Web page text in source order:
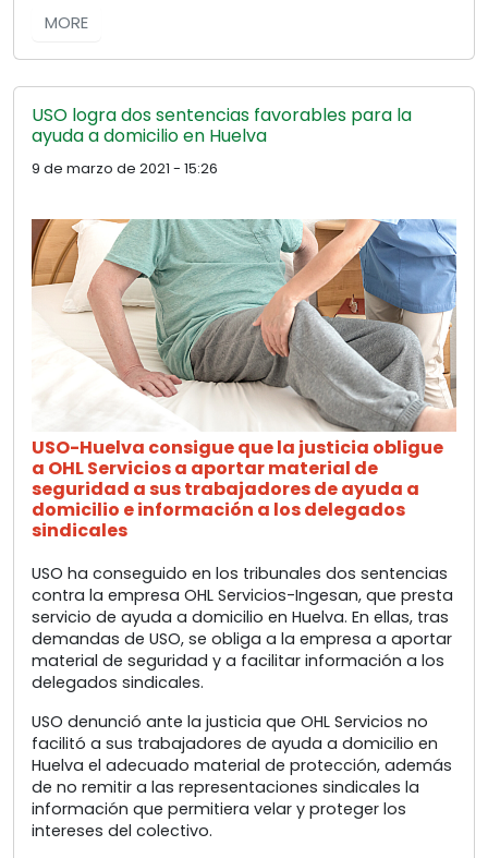
MORE
USO logra dos sentencias favorables para la
ayuda a domicilio en Huelva
9 de marzo de 2021 - 15:26
USO-Huelva consigue que la justicia obligue
a OHL Servicios a aportar material de
seguridad a sus trabajadores de ayuda a
domicilio e información a los delegados
sindicales
USO ha conseguido en los tribunales dos sentencias
contra la empresa OHL Servicios-Ingesan, que presta
servicio de ayuda a domicilio en Huelva. En ellas, tras
demandas de USO, se obliga a la empresa a aportar
material de seguridad y a facilitar información a los
delegados sindicales.
USO denunció ante la justicia que OHL Servicios no
facilitó a sus trabajadores de ayuda a domicilio en
Huelva el adecuado material de protección, además
de no remitir a las representaciones sindicales la
información que permitiera velar y proteger los
intereses del colectivo.